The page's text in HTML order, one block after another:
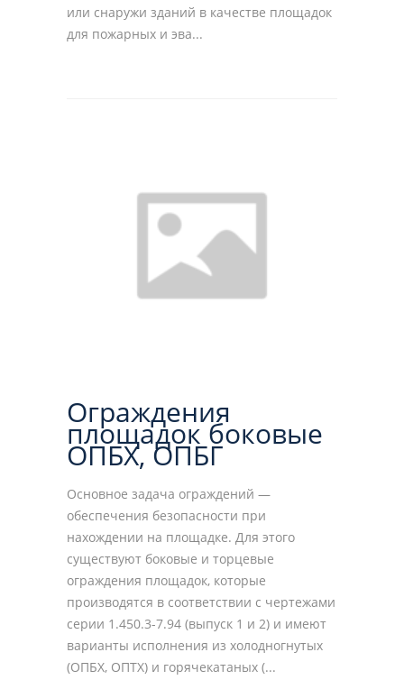
или снаружи зданий в качестве площадок
для пожарных и эва...
Ограждения
площадок боковые
ОПБХ, ОПБГ
Основное задача ограждений —
обеспечения безопасности при
нахождении на площадке. Для этого
существуют боковые и торцевые
ограждения площадок, которые
производятся в соответствии с чертежами
серии 1.450.3-7.94 (выпуск 1 и 2) и имеют
варианты исполнения из холодногнутых
(ОПБХ, ОПТХ) и горячекатаных (...